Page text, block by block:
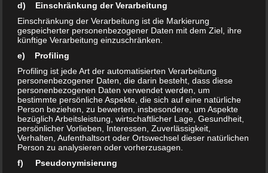
0
AKTUELLES 23. JANUAR 2024
Neujahrsempfang am 31.1.2024
Einladung: „WACHSTUM!“ – Gemeinsamer
Neujahrsempfang 2024 für Olvenstedt und
Nordwest +++ Mittwoch, 31. Januar 2024, ab
17:30 +++ im Saal vom BVIK (Jugendwohncamp /
neben Sozialkaufhaus), Bruno-Taut-Ring 119,
39130 Magdeburg, barrierefreier
Veranstaltungsort. Herzliche Einladung:...
d) Einschränkung der Verarbeitung
Einschränkung der Verarbeitung ist die Markierung
gespeicherter personenbezogener Daten mit dem Ziel, ihre
künftige Verarbeitung einzuschränken.
e) Profiling
Profiling ist jede Art der automatisierten Verarbeitung
personenbezogener Daten, die darin besteht, dass diese
personenbezogenen Daten verwendet werden, um
bestimmte persönliche Aspekte, die sich auf eine natürliche
Person beziehen, zu bewerten, insbesondere, um Aspekte
bezüglich Arbeitsleistung, wirtschaftlicher Lage, Gesundheit,
persönlicher Vorlieben, Interessen, Zuverlässigkeit,
Verhalten, Aufenthaltsort oder Ortswechsel dieser natürlichen
Person zu analysieren oder vorherzusagen.
f) Pseudonymisierung